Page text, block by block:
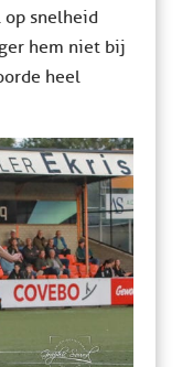
op snelheid
hem niet bij
heel